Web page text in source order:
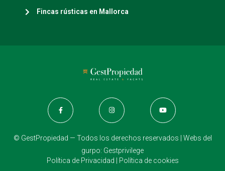
Fincas rústicas en Mallorca
© GestPropiedad — Todos los derechos reservados | Webs del
gurpo: Gestprivilege
Política de Privacidad
Política de cookies